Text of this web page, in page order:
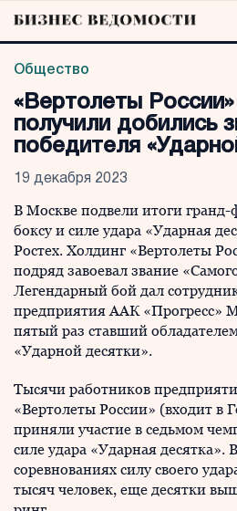
Общество
«Вертолеты
получили добились
победителя
19 декабря 2023
В Москве подвели итоги
боксу и силе удара «Ударная
Ростех. Холдинг «Вертолеты
подряд завоевал звание
Легендарный бой дал
предприятия ААК «Прогресс»
пятый раз ставший
«Ударной десятки».
Тысячи работников
«Вертолеты России» (входит в
приняли участие в седьмом
силе удара «Ударная десятка».
соревнованиях силу своего
тысяч человек, еще десятки